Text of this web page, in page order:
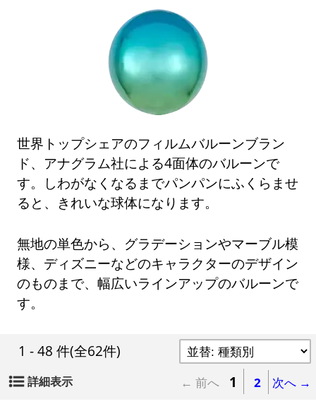
世界トップシェアのフィルムバルーンブラン
ド、アナグラム社による4面体のバルーンで
す。しわがなくなるまでパンパンにふくらませ
ると、きれいな球体になります。
無地の単色から、グラデーションやマーブル模
様、ディズニーなどのキャラクターのデザイン
のものまで、幅広いラインアップのバルーンで
す。
1 - 48 件(全62件)
詳細表示 ← 前へ 1 2 次へ →